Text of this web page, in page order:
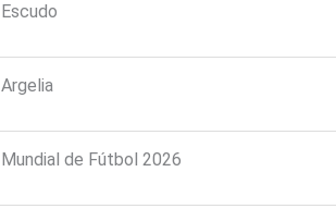
Escudo
Argelia
Mundial de Fútbol 2026